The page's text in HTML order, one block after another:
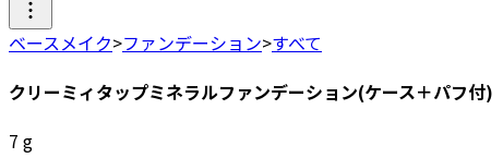
ベースメイク>ファンデーション>すべて
クリーミィタップミネラルファンデーション(ケース＋パフ付)
7 g